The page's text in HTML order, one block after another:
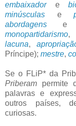
embaixador
e
minúsculas
e
abordagens
monopartidarismo,
lacuna,
Príncipe); mestre,
Se o FLiP* da
Priberam permite
palavras e
outros países,
curiosas.